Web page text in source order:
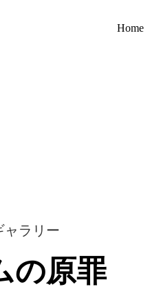
Home
ャラリー
の原罪